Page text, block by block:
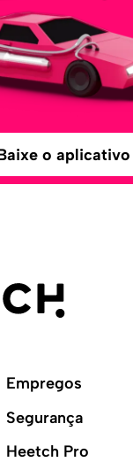
o aplicativo
Empregos
Segurança
Heetch Pro